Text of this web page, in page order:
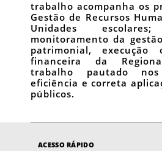
trabalho acompanha os
Gestão de Recursos
Unidades
monitoramento da
patrimonial, execução
financeira da
trabalho pautado
eficiência e correta
públicos.
ACESSO RÁPIDO